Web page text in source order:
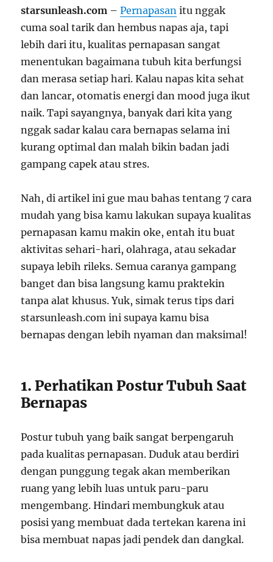
starsunleash.com –Pernapasan itu nggak
cuma soal tarik dan hembus napas aja, tapi
lebih dari itu, kualitas pernapasan sangat
menentukan bagaimana tubuh kita berfungsi
dan merasa setiap hari. Kalau napas kita sehat
dan lancar, otomatis energi dan mood juga ikut
naik. Tapi sayangnya, banyak dari kita yang
nggak sadar kalau cara bernapas selama ini
kurang optimal dan malah bikin badan jadi
gampang capek atau stres.
Nah, di artikel ini gue mau bahas tentang 7 cara
mudah yang bisa kamu lakukan supaya kualitas
pernapasan kamu makin oke, entah itu buat
aktivitas sehari-hari, olahraga, atau sekadar
supaya lebih rileks. Semua caranya gampang
banget dan bisa langsung kamu praktekin
tanpa alat khusus. Yuk, simak terus tips dari
starsunleash.com ini supaya kamu bisa
bernapas dengan lebih nyaman dan maksimal!
1. Perhatikan Postur Tubuh Saat
Bernapas
Postur tubuh yang baik sangat berpengaruh
pada kualitas pernapasan. Duduk atau berdiri
dengan punggung tegak akan memberikan
ruang yang lebih luas untuk paru-paru
mengembang. Hindari membungkuk atau
posisi yang membuat dada tertekan karena ini
bisa membuat napas jadi pendek dan dangkal.